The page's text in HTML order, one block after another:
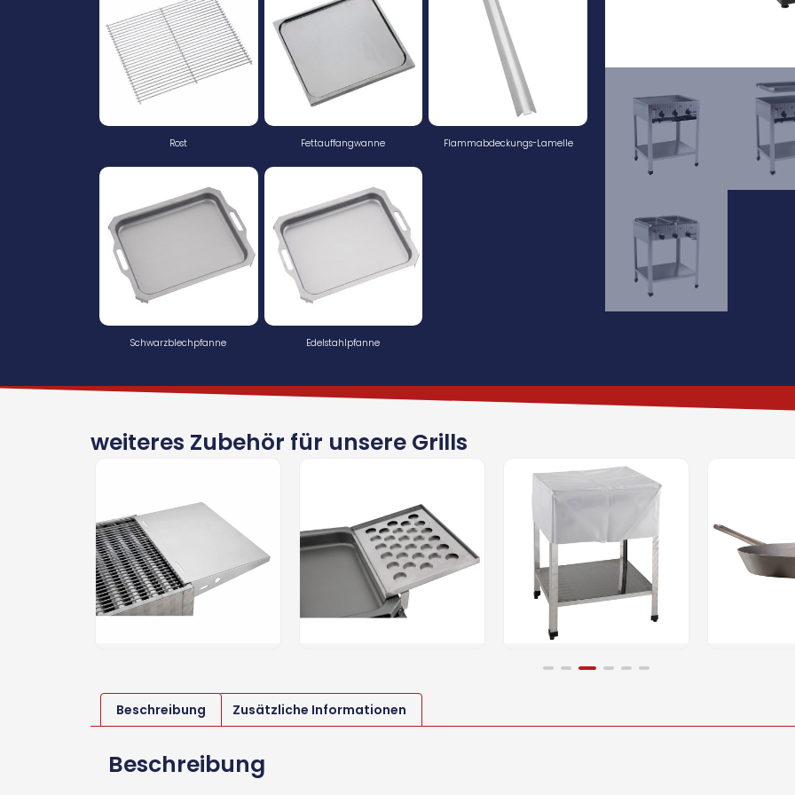
Rost Fettauffangwanne Flammabdeckungs-Lamelle
Schwarzblechpfanne Edelstahlpfanne
weiteres Zubehör für unsere Grills
Abdeckhaube
Beschreibung Zusätzliche Informationen
Beschreibung